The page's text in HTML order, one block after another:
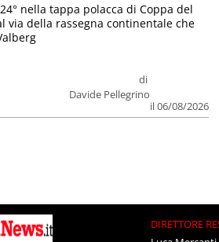
di
Davide Pellegrino
il 06/08/2026
nella tappa polacca di Coppa del
via della rassegna continentale che
DIRETTORE